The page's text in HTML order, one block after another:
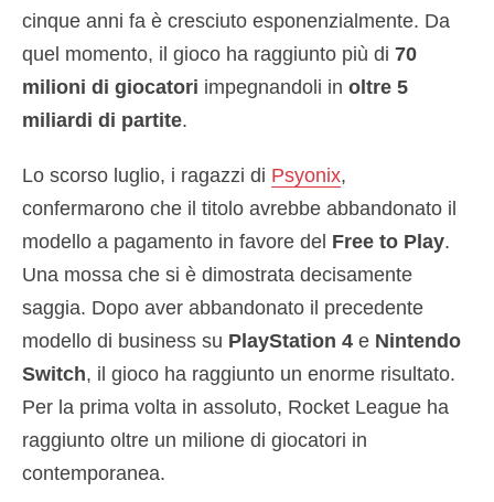
cinque anni fa è cresciuto esponenzialmente. Da
quel momento, il gioco ha raggiunto più di 70
milioni di giocatori impegnandoli in oltre 5
miliardi di partite.
Lo scorso luglio, i ragazzi di Psyonix,
confermarono che il titolo avrebbe abbandonato il
modello a pagamento in favore del Free to Play.
Una mossa che si è dimostrata decisamente
saggia. Dopo aver abbandonato il precedente
modello di business su PlayStation 4 e Nintendo
Switch, il gioco ha raggiunto un enorme risultato.
Per la prima volta in assoluto, Rocket League ha
raggiunto oltre un milione di giocatori in
contemporanea.